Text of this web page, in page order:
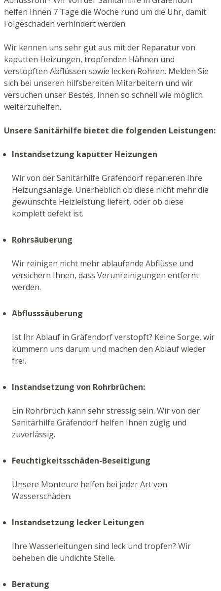
helfen Ihnen 7 Tage die Woche rund um die Uhr, damit
Folgeschäden verhindert werden.
Wir kennen uns sehr gut aus mit der Reparatur von
kaputten Heizungen, tropfenden Hähnen und
verstopften Abflüssen sowie lecken Rohren. Melden Sie
sich bei unseren hilfsbereiten Mitarbeitern und wir
versuchen unser Bestes, Ihnen so schnell wie möglich
weiterzuhelfen.
Unsere Sanitärhilfe bietet die folgenden Leistungen:
Instandsetzung kaputter Heizungen
Wir von der Sanitärhilfe Gräfendorf reparieren Ihre
Heizungsanlage. Unerheblich ob diese nicht mehr die
gewünschte Heizleistung liefert, oder ob diese
komplett defekt ist.
Rohrsäuberung
Wir reinigen nicht mehr ablaufende Abflüsse und
versichern Ihnen, dass Verunreinigungen entfernt
werden.
Abflusssäuberung
Ist Ihr Ablauf in Gräfendorf verstopft? Keine Sorge, wir
kümmern uns darum und machen den Ablauf wieder
frei.
Instandsetzung von Rohrbrüchen:
Ein Rohrbruch kann sehr stressig sein. Wir von der
Sanitärhilfe Gräfendorf helfen Ihnen zügig und
zuverlässig.
Feuchtigkeitsschäden-Beseitigung
Unsere Monteure helfen bei jeder Art von
Wasserschäden.
Instandsetzung lecker Leitungen
Ihre Wasserleitungen sind leck und tropfen? Wir
beheben die undichte Stelle.
Beratung